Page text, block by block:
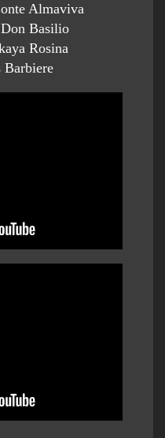
Almaviva
Basilio
Rosina
Barbiere